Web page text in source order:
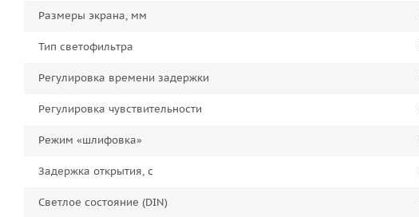
Размеры экрана, мм
Тип светофильтра
Регулировка времени задержки
Регулировка чувствительности
Режим «шлифовка»
Задержка открытия, с
Светлое состояние (DIN)